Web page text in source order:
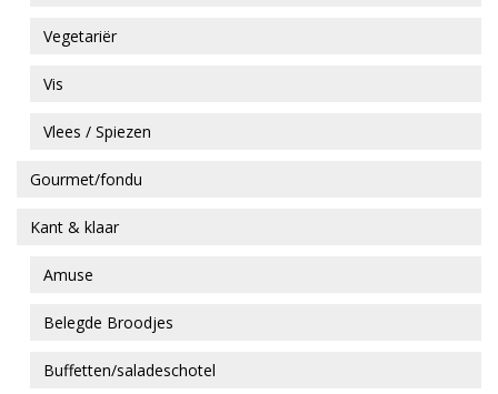
Vegetariër
Vis
Vlees / Spiezen
Gourmet/fondu
Kant & klaar
Amuse
Belegde Broodjes
Buffetten/saladeschotel